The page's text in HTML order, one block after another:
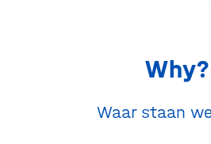
Why?
Waar staan